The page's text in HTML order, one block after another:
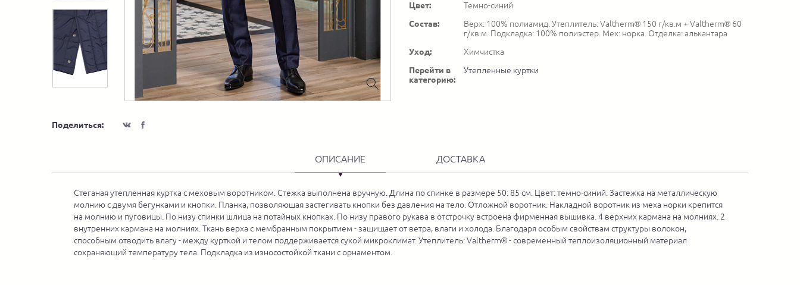
Поделиться:
Цвет:
Темно-синий
Состав:
Верх: 100% полиамид. Утеплитель: Valtherm® 150 г/кв.м + Valtherm® 60
г/кв.м. Подкладка: 100% полиэстер. Мех: норка. Отделка: алькантара
Уход:
Химчистка
Перейти в
категорию:
Утепленные куртки
ОПИСАНИЕ ДОСТАВКА
Стеганая утепленная куртка с меховым воротником. Стежка выполнена вручную. Длина по спинке в размере 50: 85 см. Цвет: темно-синий. Застежка на металлическую
молнию с двумя бегунками и кнопки. Планка, позволяющая застегивать кнопки без давления на тело. Отложной воротник. Накладной воротник из меха норки крепится
на молнию и пуговицы. По низу спинки шлица на потайных кнопках. По низу правого рукава в отстрочку встроена фирменная вышивка. 4 верхних кармана на молниях. 2
внутренних кармана на молниях. Ткань верха с мембранным покрытием - защищает от ветра, влаги и холода. Благодаря особым свойствам структуры волокон,
способным отводить влагу - между курткой и телом поддерживается сухой микроклимат. Утеплитель: Valtherm® - современный теплоизоляционный материал
сохраняющий температуру тела. Подкладка из износостойкой ткани с орнаментом.